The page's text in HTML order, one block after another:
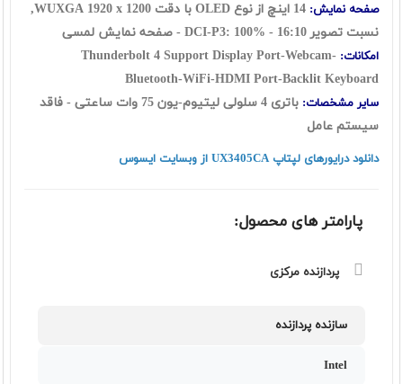
صفحه نمایش: 1920 x 1200
,
نسبت تصویر 16:10 - DCI-P3: 100% - صفحه نمایش لمسی
امکانات: Thunderbolt 4 Support Display Port-Webcam-
Bluetooth-WiFi-HDMI Port-Backlit Keyboard
سایر مشخصات:
باتری 4 سلولی لیتیوم-یون 75 وات ساعتی - فاقد
سیستم عامل
دانلود درایورهای لپتاپ UX3405CA از وبسایت ایسوس
پارامتر های محصول:
پردازنده مرکزی
سازنده پردازنده
Intel